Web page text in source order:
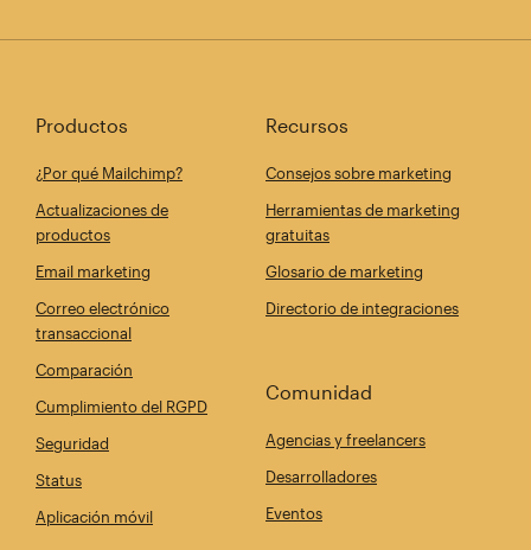
Productos
¿Por qué Mailchimp?
Actualizaciones de
productos
Email marketing
Correo electrónico
transaccional
Comparación
Cumplimiento del RGPD
Seguridad
Status
Aplicación móvil
Recursos
Consejos sobre marketing
Herramientas de marketing
gratuitas
Glosario de marketing
Directorio de integraciones
Comunidad
Agencias y freelancers
Desarrolladores
Eventos